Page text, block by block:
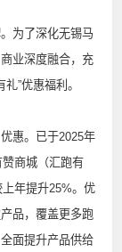
为了深化无锡马
业深度融合，充
”优惠福利。
惠。已于2025年
商城（汇跑有
年提升25%。优
品，覆盖更多跑
面提升产品供给